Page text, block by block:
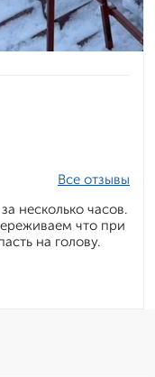
Все отзывы
несколько часов.
что при
на голову.